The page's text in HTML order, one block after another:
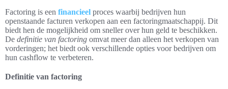
Factoring is een financieel proces waarbij bedrijven hun
openstaande facturen verkopen aan een factoringmaatschappij. Dit
biedt hen de mogelijkheid om sneller over hun geld te beschikken.
De definitie van factoring omvat meer dan alleen het verkopen van
vorderingen; het biedt ook verschillende opties voor bedrijven om
hun cashflow te verbeteren.
Definitie van factoring